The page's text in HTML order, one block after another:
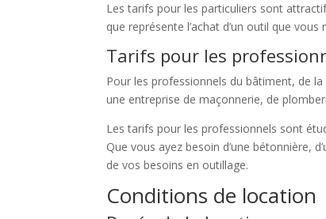
Les tarifs pour les particuliers sont
que représente l’achat d’un outil que
Tarifs pour les
Pour les professionnels du bâtiment, de
une entreprise de maçonnerie, de
Les tarifs pour les professionnels sont
Que vous ayez besoin d’une bétonnière,
de vos besoins en outillage.
Conditions de location